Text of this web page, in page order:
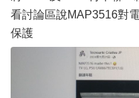
看討論區說MAP3516對
保護